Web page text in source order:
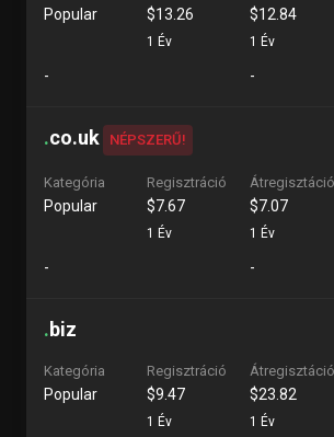
Popular $13.26
1 Év
$12.84
1 Év
- -
.co.uk NÉPSZERŰ!
Kategória
Popular
Regisztráció
$7.67
1 Év
Átregisztáció
$7.07
1 Év
- -
.biz
Kategória
Popular
Regisztráció
$9.47
1 Év
Átregisztáció
$23.82
1 Év